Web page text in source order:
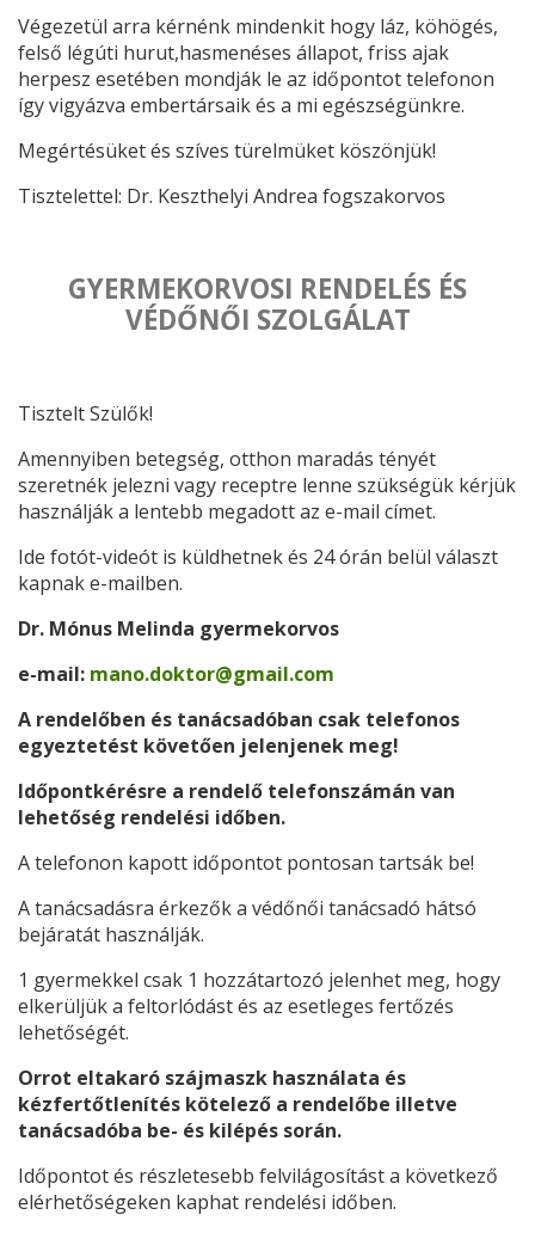
Végezetül arra kérnénk mindenkit hogy láz, köhögés,
felső légúti hurut,hasmenéses állapot, friss ajak
herpesz esetében mondják le az időpontot telefonon
így vigyázva embertársaik és a mi egészségünkre.
Megértésüket és szíves türelmüket köszönjük!
Tisztelettel: Dr. Keszthelyi Andrea fogszakorvos
GYERMEKORVOSI RENDELÉS ÉS
VÉDŐNŐI SZOLGÁLAT
Tisztelt Szülők!
Amennyiben betegség, otthon maradás tényét
szeretnék jelezni vagy receptre lenne szükségük kérjük
használják a lentebb megadott az e-mail címet.
Ide fotót-videót is küldhetnek és 24 órán belül választ
kapnak e-mailben.
Dr. Mónus Melinda gyermekorvos
e-mail: mano.doktor@gmail.com
A rendelőben és tanácsadóban csak telefonos
egyeztetést követően jelenjenek meg!
Időpontkérésre a rendelő telefonszámán van
lehetőség rendelési időben.
A telefonon kapott időpontot pontosan tartsák be!
A tanácsadásra érkezők a védőnői tanácsadó hátsó
bejáratát használják.
1 gyermekkel csak 1 hozzátartozó jelenhet meg, hogy
elkerüljük a feltorlódást és az esetleges fertőzés
lehetőségét.
Orrot eltakaró szájmaszk használata és
kézfertőtlenítés kötelező a rendelőbe illetve
tanácsadóba be- és kilépés során.
Időpontot és részletesebb felvilágosítást a következő
elérhetőségeken kaphat rendelési időben.